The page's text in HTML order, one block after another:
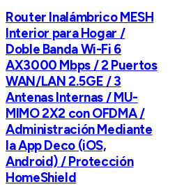
Router Inalámbrico MESH
Interior para Hogar /
Doble Banda Wi-Fi 6
AX3000 Mbps / 2 Puertos
WAN/LAN 2.5GE / 3
Antenas Internas / MU-
MIMO 2X2 con OFDMA /
Administración Mediante
la App Deco (iOS,
Android) / Protección
HomeShield